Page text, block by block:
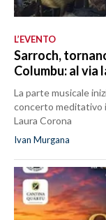
L’EVENTO
Sarroch,
Columbu: al via
La parte musicale
concerto meditativo
Laura Corona
Ivan Murgana